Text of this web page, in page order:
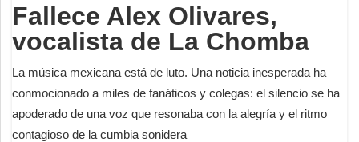
Fallece Alex Olivares,
vocalista de La Chomba
La música mexicana está de luto. Una noticia inesperada ha
conmocionado a miles de fanáticos y colegas: el silencio se ha
apoderado de una voz que resonaba con la alegría y el ritmo
contagioso de la cumbia sonidera